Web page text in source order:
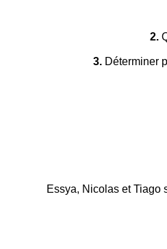
2.
3. Déterminer
Essya, Nicolas et Tiago